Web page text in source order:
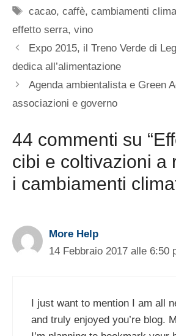
Tag
cacao,caffè,cambiamenti
effetto serra, vino
Expo 2015, il Treno Verde di
dedica all’alimentazione
Agenda ambientalista e Green
associazioni e governo
44 commenti su
cibi e coltivazioni a
i cambiamenti
More Help
14 Febbraio 2017 alle 6:50
I just want to mention I am all
and truly enjoyed you’re blog.